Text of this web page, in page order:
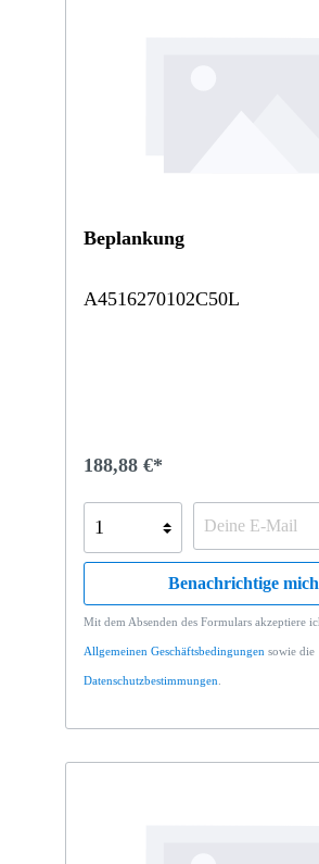
Beplankung
A4516270102C50L
188,88 €*
Benachrichtige mich
Mit dem Absenden des Formulars akzeptiere
Allgemeinen Geschäftsbedingungen sowie die
Datenschutzbestimmungen